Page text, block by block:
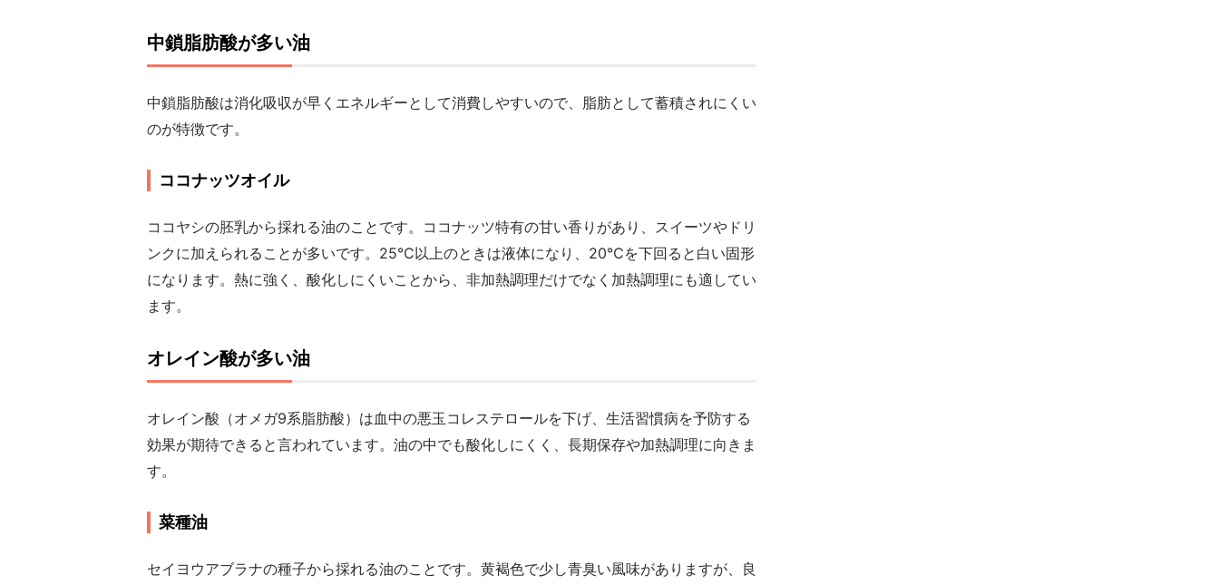
中鎖脂肪酸が多い油
中鎖脂肪酸は消化吸収が早くエネルギーとして消費しやすいので、脂肪として蓄積されにくい
のが特徴です。
ココナッツオイル
ココヤシの胚乳から採れる油のことです。ココナッツ特有の甘い香りがあり、スイーツやドリ
ンクに加えられることが多いです。25℃以上のときは液体になり、20℃を下回ると白い固形
になります。熱に強く、酸化しにくいことから、非加熱調理だけでなく加熱調理にも適してい
ます。
オレイン酸が多い油
オレイン酸（オメガ9系脂肪酸）は血中の悪玉コレステロールを下げ、生活習慣病を予防する
効果が期待できると言われています。油の中でも酸化しにくく、長期保存や加熱調理に向きま
す。
菜種油
セイヨウアブラナの種子から採れる油のことです。黄褐色で少し青臭い風味がありますが、良